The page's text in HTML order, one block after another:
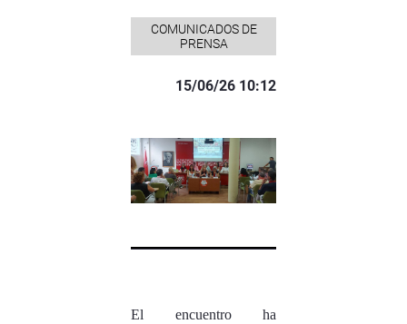
COMUNICADOS DE
PRENSA
15/06/26 10:12
El encuentro ha